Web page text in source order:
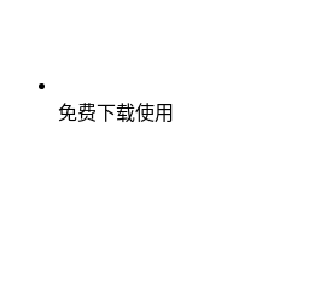
免费下载使用